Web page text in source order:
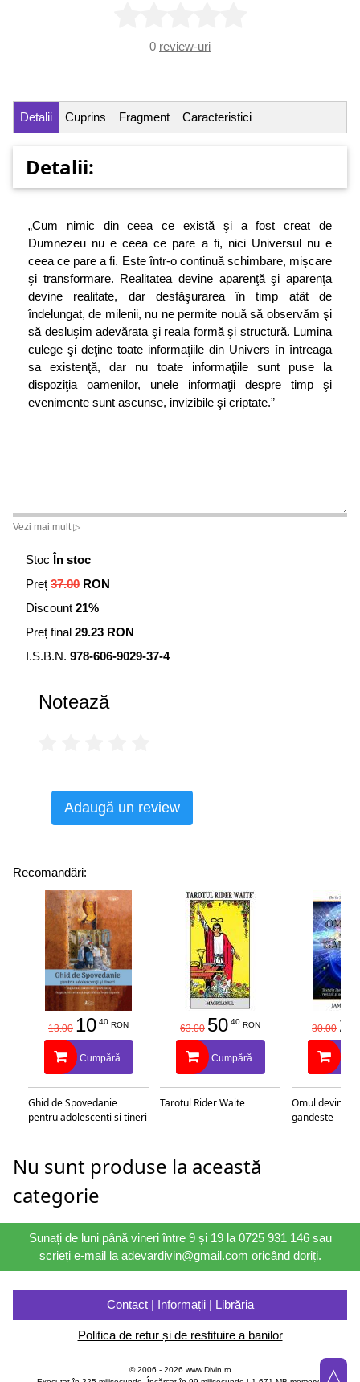
0 review-uri
Detalii Cuprins Fragment Caracteristici
Detalii:
„Cum nimic din ceea ce există şi a fost creat de
Dumnezeu nu e ceea ce pare a fi, nici Universul nu e
ceea ce pare a fi. Este într-o continuă schimbare, mişcare
şi transformare. Realitatea devine aparenţă şi aparenţa
devine realitate, dar desfăşurarea în timp atât de
îndelungat, de milenii, nu ne permite nouă să observăm şi
să desluşim adevărata şi reala formă şi structură. Lumina
culege şi deţine toate informaţiile din Univers în întreaga
sa existenţă, dar nu toate informaţiile sunt puse la
dispoziţia oamenilor, unele informaţii despre timp şi
evenimente sunt ascunse, invizibile şi criptate.”
Vezi mai mult ▷
Stoc În stoc
Preț 37.00 RON
Discount 21%
Preț final 29.23 RON
I.S.B.N. 978-606-9029-37-4
Notează
Adaugă un review
Recomandări:
13.00 10.40 RON
Cumpără
Ghid de Spovedanie
pentru adolescenti si tineri
63.00 50.40 RON
Cumpără
Tarotul Rider Waite
30.00 25
Omul devine
gandeste
Nu sunt produse la această
categorie
Sunați de luni până vineri între 9 și 19 la 0725 931 146 sau
scrieți e-mail la adevardivin@gmail.com oricând doriți.
Contact | Informații | Librăria
Politica de retur și de restituire a banilor
© 2006 - 2026 www.Divin.ro
△